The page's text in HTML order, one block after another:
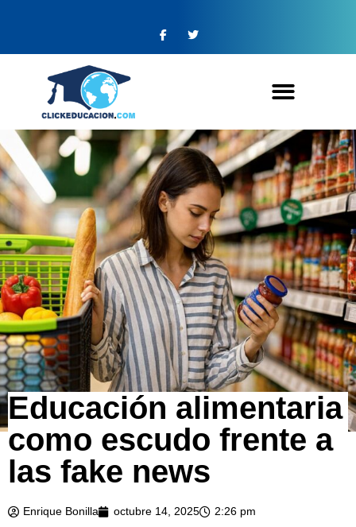
Educación alimentaria
como escudo frente a
las fake news
Enrique Bonilla octubre 14, 2025 2:26 pm